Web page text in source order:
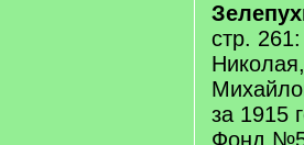
стр.
за 1915
Фонд